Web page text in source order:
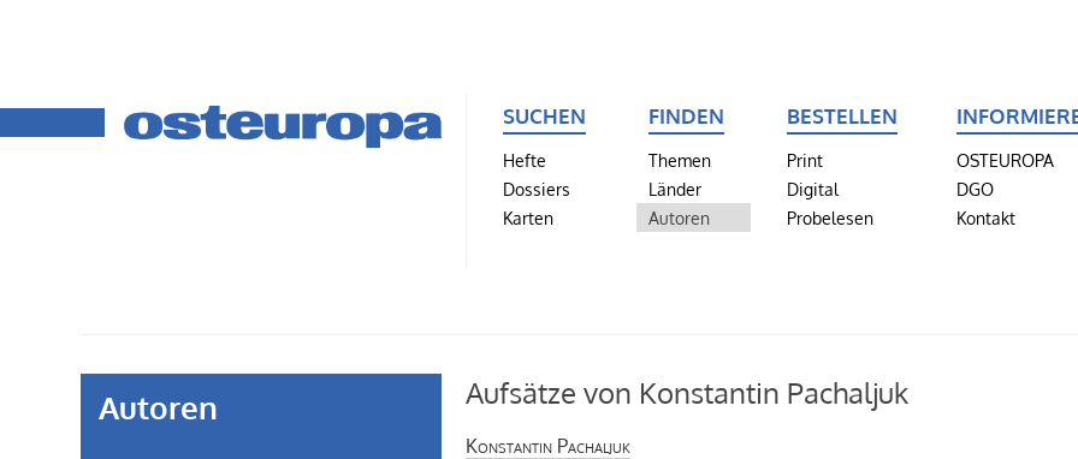
SUCHEN
Hefte
Dossiers
Karten
FINDEN
Themen
Länder
Autoren
BESTELLEN
Print
Digital
Probelesen
OSTEUROPA
DGO
Kontakt
Autoren Aufsätze von Konstantin Pachaljuk
Konstantin Pachaljuk